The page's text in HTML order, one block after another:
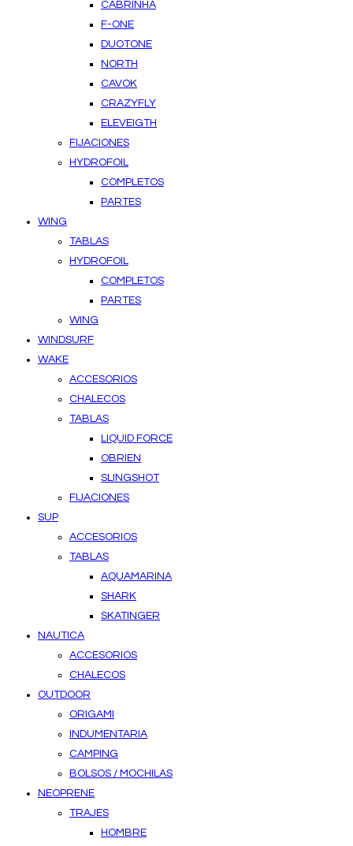
CABRINHA
F-ONE
DUOTONE
NORTH
CAVOK
CRAZYFLY
ELEVEIGTH
FIJACIONES
HYDROFOIL
COMPLETOS
PARTES
WING
TABLAS
HYDROFOIL
COMPLETOS
PARTES
WING
WINDSURF
WAKE
ACCESORIOS
CHALECOS
TABLAS
LIQUID FORCE
OBRIEN
SLINGSHOT
FIJACIONES
SUP
ACCESORIOS
TABLAS
AQUAMARINA
SHARK
SKATINGER
NAUTICA
ACCESORIOS
CHALECOS
OUTDOOR
ORIGAMI
INDUMENTARIA
CAMPING
BOLSOS / MOCHILAS
NEOPRENE
TRAJES
HOMBRE